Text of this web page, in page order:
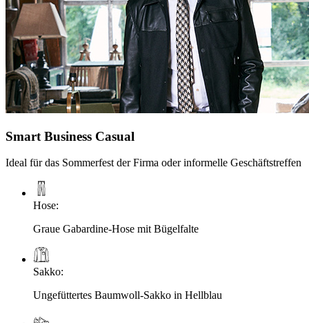
Smart Business Casual
Ideal für das Sommerfest der Firma oder informelle Geschäftstreffen
Hose:
Graue Gabardine-Hose mit Bügelfalte
Sakko:
Ungefüttertes Baumwoll-Sakko in Hellblau